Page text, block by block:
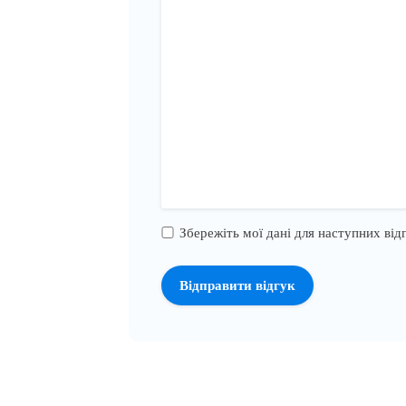
Збережіть мої дані для наступних